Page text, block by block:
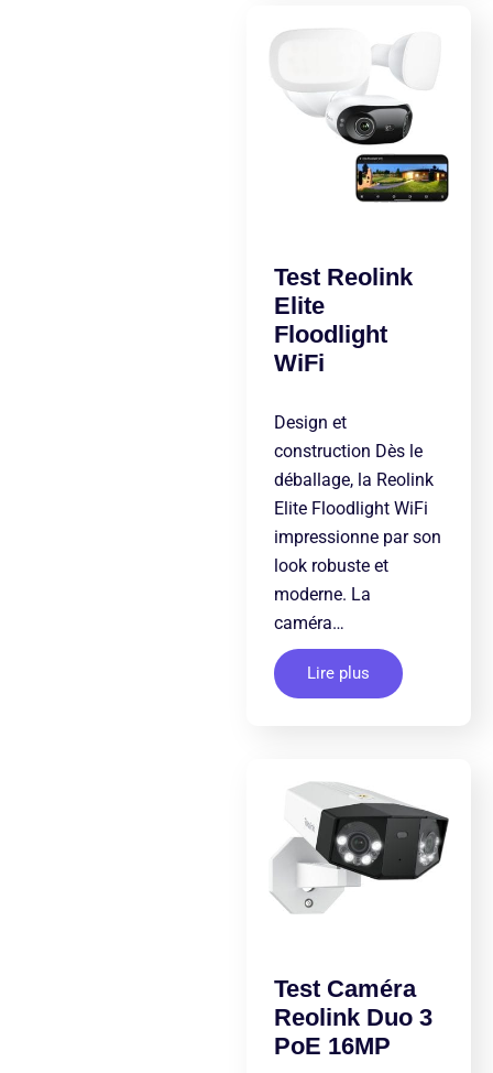
Test Reolink
Elite
Floodlight
WiFi
Design et
construction Dès le
déballage, la Reolink
Elite Floodlight WiFi
impressionne par son
look robuste et
moderne. La
caméra…
Lire plus
Test Caméra
Reolink Duo 3
PoE 16MP